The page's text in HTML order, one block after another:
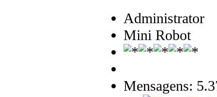
Administrator
Mini Robot
Mensagens: